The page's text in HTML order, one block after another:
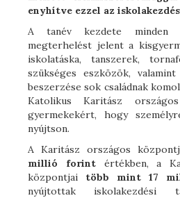
enyhítve ezzel az
A tanév kezdete minden
megterhelést jelent a
iskolatáska, tanszerek,
szükséges eszközök,
beszerzése sok családnak
Katolikus Karitász
gyermekekért, hogy
nyújtson.
A Karitász országos
millió forintértékben, a
központjai több mint 17
nyújtottak iskolakezdési